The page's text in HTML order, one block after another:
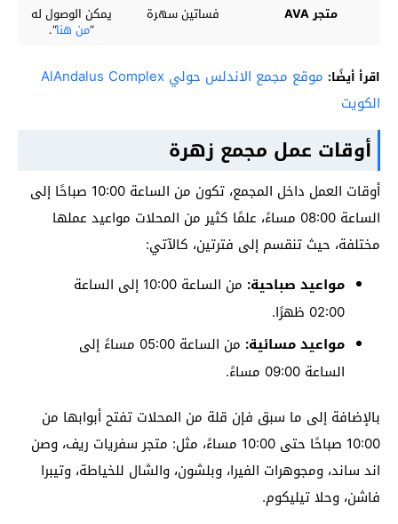
متجر AVA
فساتين سهرة يمكن الوصول له
“من هنا“.
اقرأ أيضًا:
موقع مجمع الاندلس حولي AlAndalus Complex
الكويت
أوقات عمل مجمع زهرة
أوقات العمل داخل المجمع، تكون من الساعة 10:00 صباحًا إلى
الساعة 08:00 مساءً، علمًا كثير من المحلات مواعيد عملها
مختلفة، حيث تنقسم إلى فترتين، كالآتي:
مواعيد صباحية:
من الساعة 10:00 إلى الساعة
02:00 ظهرًا.
مواعيد مسائية:
من الساعة 05:00 مساءً إلى
الساعة 09:00 مساءً.
بالإضافة إلى ما سبق فإن قلة من المحلات تفتح أبوابها من
10:00 صباحًا حتى 10:00 مساءً، مثل: متجر سفريات ريف، وصن
اند ساند، ومجوهرات الفيرا، وبلشون، والشال للخياطة، وتيبرا
فاشن، وحلا تيليكوم.